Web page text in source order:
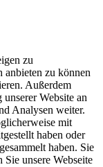
zu
anbieten zu können
Außerdem
Website an
Analysen weiter.
mit
haben oder
haben. Sie
unsere Webseite